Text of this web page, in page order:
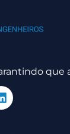
que